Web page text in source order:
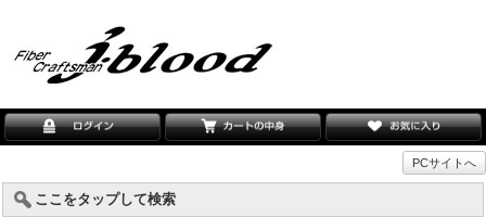
PCサイトへ
ここをタップして検索